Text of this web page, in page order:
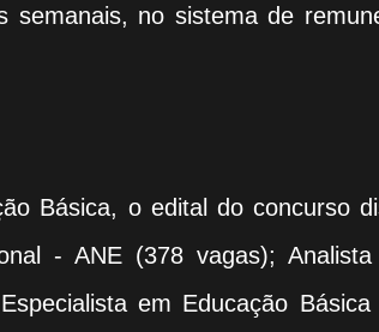
semanais, no sistema de
Básica, o edital do concurso
- ANE (378 vagas); Analista
em Educação